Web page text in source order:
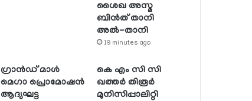
ശൈഖ അസ്മ
ബിന്‍ത് താനി
അല്‍-താനി
19 minutes ago
ഗ്രാന്‍ഡ് മാള്‍
മെഗാ പ്രൊമോഷന്‍
ആദ്യഘട്ട
കെ എം സി സി
ഖത്തര്‍ തിരൂര്‍
മുനിസിപ്പാലിറ്റി